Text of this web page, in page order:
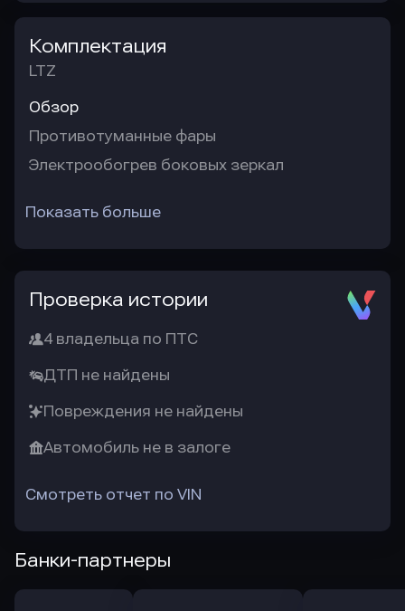
Комплектация
LTZ
Обзор
Противотуманные фары
Электрообогрев боковых зеркал
Показать больше
Проверка истории
4 владельца по ПТС
ДТП не найдены
Повреждения не найдены
Автомобиль не в залоге
Смотреть отчет по VIN
Банки-партнеры